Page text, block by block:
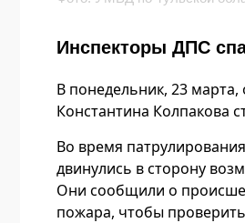
Инспекторы ДПС
В понедельник, 23
Константина Колпакова
Во время
двинулись в сторону
Они сообщили о
пожара, чтобы